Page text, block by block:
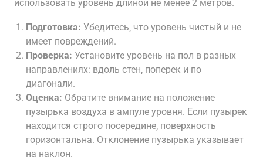
использовать уровень длиной не менее 2 метров.
Подготовка: Убедитесь‚ что уровень чистый и не
имеет повреждений.
Проверка: Установите уровень на пол в разных
направлениях: вдоль стен‚ поперек и по
диагонали.
Оценка: Обратите внимание на положение
пузырька воздуха в ампуле уровня. Если пузырек
находится строго посередине‚ поверхность
горизонтальна. Отклонение пузырька указывает
на наклон.